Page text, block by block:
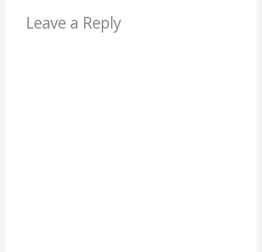
Leave a Reply